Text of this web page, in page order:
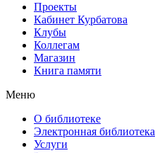
Проекты
Кабинет Курбатова
Клубы
Коллегам
Магазин
Книга памяти
Меню
О библиотеке
Электронная библиотека
Услуги